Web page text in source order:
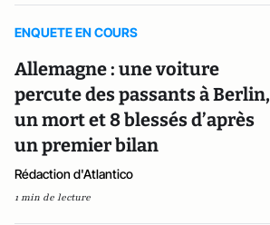
ENQUETE EN COURS
Allemagne : une voiture
percute des passants à Berlin,
un mort et 8 blessés d’après
un premier bilan
Rédaction d'Atlantico
1 min de lecture